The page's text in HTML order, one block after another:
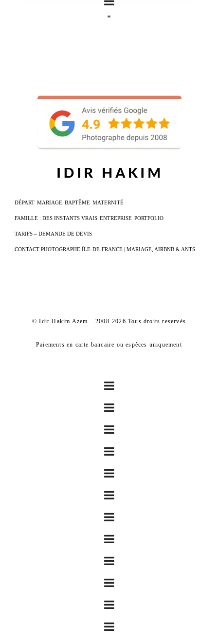
*
DÉPART MARIAGE BAPTÊME MATERNITÉ
FAMILLE : DES INSTANTS VRAIS ENTREPRISE PORTFOLIO
TARIFS – DEMANDE DE DEVIS
CONTACT PHOTOGRAPHE ÎLE-DE-FRANCE | MARIAGE, AIRBNB & ANTS
© Idir Hakim Azem – 2008-2026 Tous droits reservés
Paiements en carte bancaire ou espèces uniquement